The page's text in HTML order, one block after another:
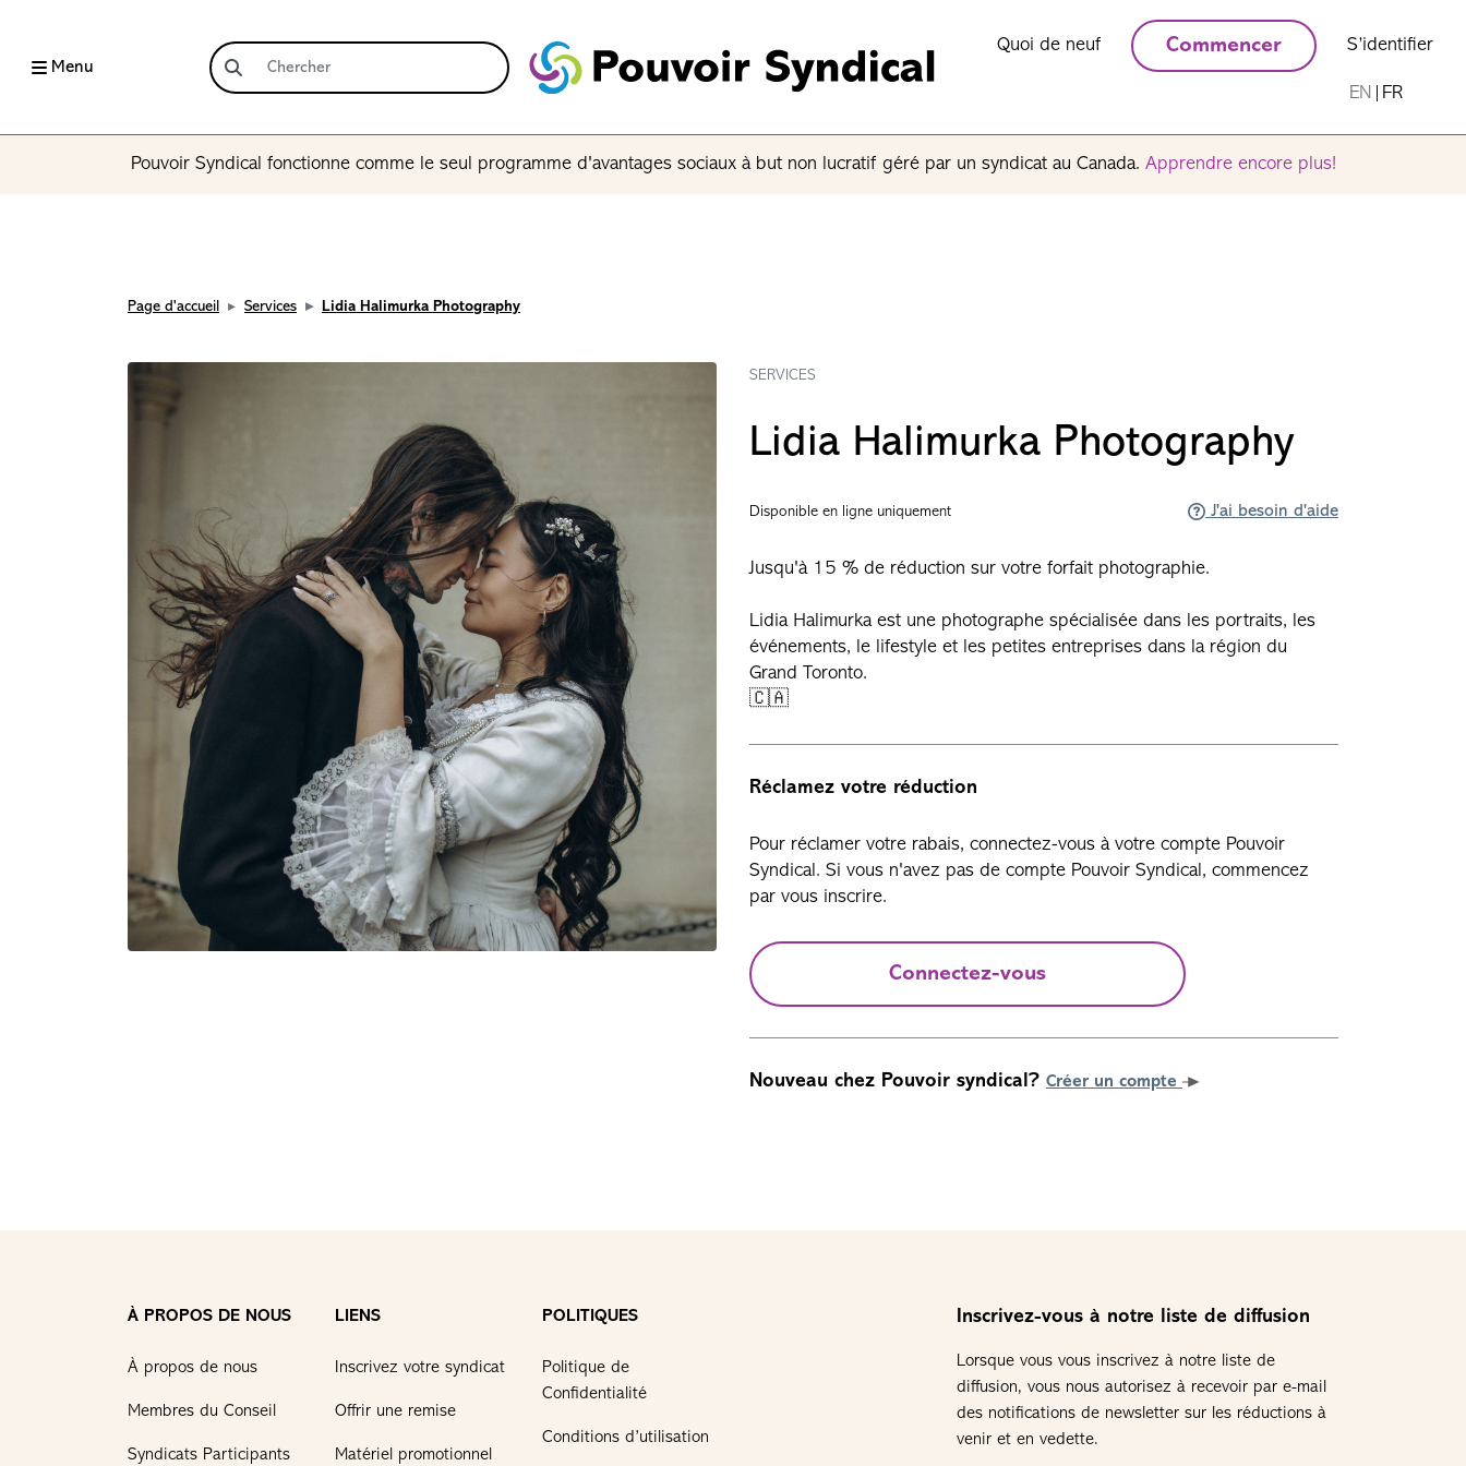
Menu
Quoi de neuf Commencer S’identifier
EN FR
Pouvoir Syndical fonctionne comme le seul programme d'avantages sociaux à but non lucratif géré par un syndicat au Canada. Apprendre encore plus!
Page d'accueil Services Lidia Halimurka Photography
SERVICES
Lidia Halimurka Photography
Disponible en ligne uniquement J'ai besoin d'aide
Jusqu'à 15 % de réduction sur votre forfait photographie.
Lidia Halimurka est une photographe spécialisée dans les portraits, les
événements, le lifestyle et les petites entreprises dans la région du
Grand Toronto.
🇨🇦
Réclamez votre réduction
Pour réclamer votre rabais, connectez-vous à votre compte Pouvoir
Syndical. Si vous n'avez pas de compte Pouvoir Syndical, commencez
par vous inscrire.
Connectez-vous
Nouveau chez Pouvoir syndical? Créer un compte
À PROPOS DE NOUS
À propos de nous
Membres du Conseil
Syndicats Participants
LIENS
Inscrivez votre syndicat
Offrir une remise
Matériel promotionnel
POLITIQUES
Politique de
Confidentialité
Conditions d’utilisation
Inscrivez-vous à notre liste de diffusion
Lorsque vous vous inscrivez à notre liste de
diffusion, vous nous autorisez à recevoir par e-mail
des notifications de newsletter sur les réductions à
venir et en vedette.